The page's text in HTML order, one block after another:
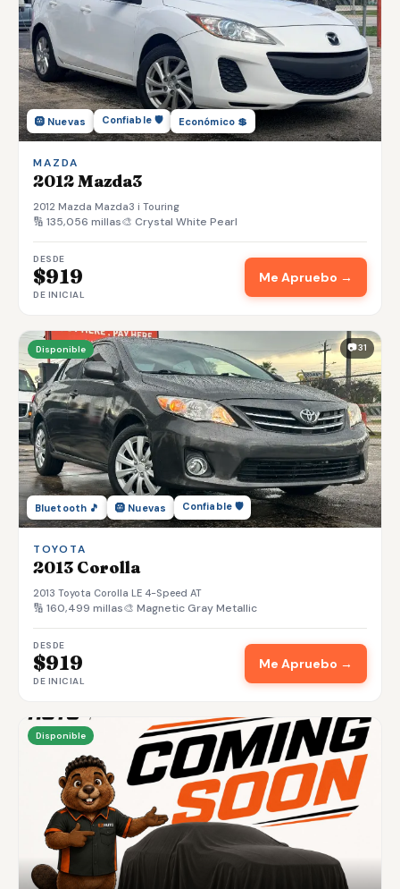
🛞 Nuevas Confiable 🛡️ Económico 💲
MAZDA
2012 Mazda3
2012 Mazda Mazda3 i Touring
🔢 135,056 millas🎨 Crystal White Pearl
DESDE
$919
DE INICIAL
Me Apruebo →
Disponible 📷 31
Bluetooth 🎵 🛞 Nuevas Confiable 🛡️
TOYOTA
2013 Corolla
2013 Toyota Corolla LE 4-Speed AT
🔢 160,499 millas🎨 Magnetic Gray Metallic
DESDE
$919
DE INICIAL
Me Apruebo →
Disponible